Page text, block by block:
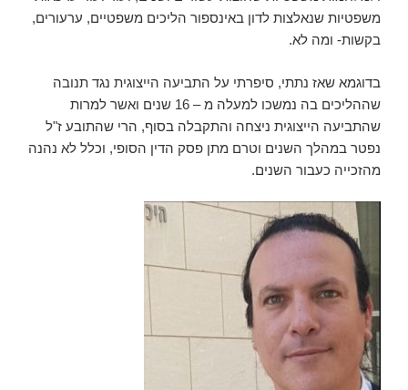
משפטיות שנאלצות לדון באינספור הליכים משפטיים, ערעורים,
בקשות- ומה לא.
בדוגמא שאז נתתי, סיפרתי על התביעה הייצוגית נגד תנובה
שההליכים בה נמשכו למעלה מ – 16 שנים ואשר למרות
שהתביעה הייצוגית ניצחה והתקבלה בסוף, הרי שהתובע ז"ל
נפטר במהלך השנים וטרם מתן פסק הדין הסופי, וכלל לא נהנה
מהזכייה כעבור השנים.